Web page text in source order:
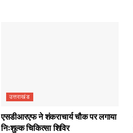
उत्तराखंड
एसडीआरएफ ने शंकराचार्य चौक पर लगाया
निःशुल्क चिकित्सा शिविर